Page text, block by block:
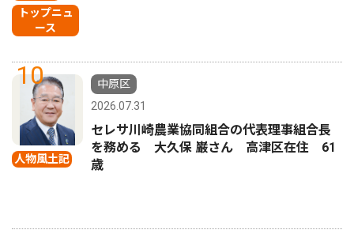
トップニュ
ース
10
人物風土記
中原区
2026.07.31
セレサ川崎農業協同組合の代表理事組合長
を務める 大久保 巌さん 高津区在住 61
歳